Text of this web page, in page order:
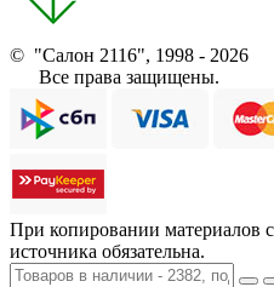
© "Салон 2116", 1998 - 2026
Все права защищены.
При копировании материалов
источника обязательна.